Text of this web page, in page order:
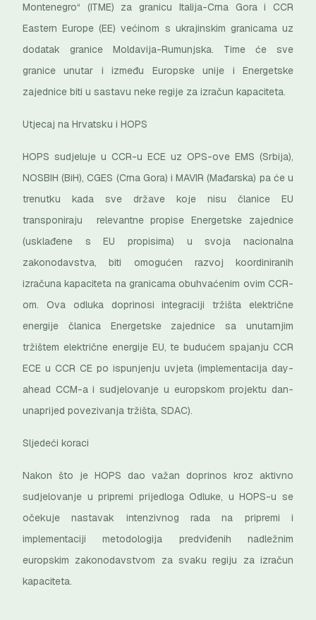
Montenegro“ (ITME) za granicu Italija-Crna Gora i CCR
Eastern Europe (EE) većinom s ukrajinskim granicama uz
dodatak granice Moldavija-Rumunjska. Time će sve
granice unutar i između Europske unije i Energetske
zajednice biti u sastavu neke regije za izračun kapaciteta.
Utjecaj na Hrvatsku i HOPS
HOPS sudjeluje u CCR-u ECE uz OPS-ove EMS (Srbija),
NOSBIH (BiH), CGES (Crna Gora) i MAVIR (Mađarska) pa će u
trenutku kada sve države koje nisu članice EU
transponiraju relevantne propise Energetske zajednice
(usklađene s EU propisima) u svoja nacionalna
zakonodavstva, biti omogućen razvoj koordiniranih
izračuna kapaciteta na granicama obuhvaćenim ovim CCR-
om. Ova odluka doprinosi integraciji tržišta električne
energije članica Energetske zajednice sa unutarnjim
tržištem električne energije EU, te budućem spajanju CCR
ECE u CCR CE po ispunjenju uvjeta (implementacija day-
ahead CCM-a i sudjelovanje u europskom projektu dan-
unaprijed povezivanja tržišta, SDAC).
Sljedeći koraci
Nakon što je HOPS dao važan doprinos kroz aktivno
sudjelovanje u pripremi prijedloga Odluke, u HOPS-u se
očekuje nastavak intenzivnog rada na pripremi i
implementaciji metodologija predviđenih nadležnim
europskim zakonodavstvom za svaku regiju za izračun
kapaciteta.